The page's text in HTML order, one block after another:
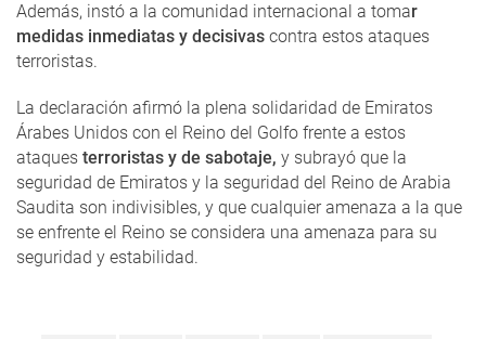
Además, instó a la comunidad internacional a tomar
medidas inmediatas y decisivas contra estos ataques
terroristas.
La declaración afirmó la plena solidaridad de Emiratos
Árabes Unidos con el Reino del Golfo frente a estos
ataques terroristas y de sabotaje, y subrayó que la
seguridad de Emiratos y la seguridad del Reino de Arabia
Saudita son indivisibles, y que cualquier amenaza a la que
se enfrente el Reino se considera una amenaza para su
seguridad y estabilidad.